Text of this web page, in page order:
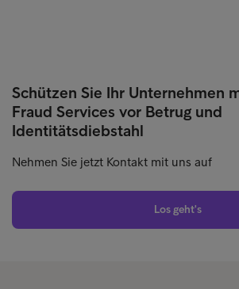
Schützen Sie Ihr Unternehmen
Fraud Services vor Betrug und
Identitätsdiebstahl
Nehmen Sie jetzt Kontakt mit uns auf
Los geht's